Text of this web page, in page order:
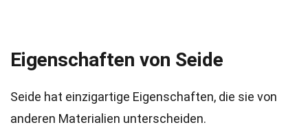
Eigenschaften von Seide
Seide hat einzigartige Eigenschaften, die sie von
anderen Materialien unterscheiden.